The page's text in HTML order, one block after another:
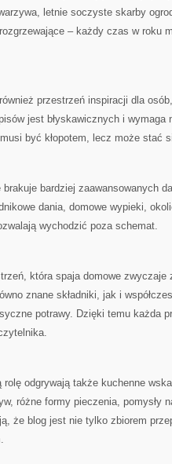
letnie soczyste skarby
– każdy czas w roku
przestrzeń inspiracji dla
jest błyskawicznych i wymaga
być kłopotem, lecz może stać
bardziej zaawansowanych
dania, domowe wypieki,
wychodzić poza schemat.
która spaja domowe zwyczaje
znane składniki, jak i
potrawy. Dzięki temu każda
rolę odgrywają także kuchenne
różne formy pieczenia, pomysły
że blog jest nie tylko zbiorem